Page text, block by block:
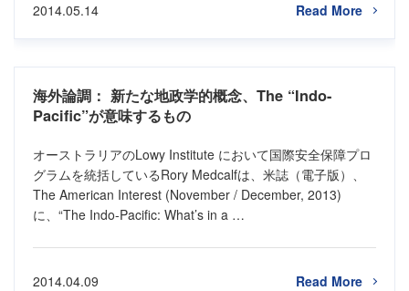
Read More
2014.05.14
海外論調： 新たな地政学的概念、The “Indo-
Pacific”が意味するもの
オーストラリアのLowy Institute において国際安全保障プロ
グラムを統括しているRory Medcalfは、米誌（電子版）、
The American Interest (November / December, 2013)
に、“The Indo-Pacific: What’s in a …
Read More
2014.04.09